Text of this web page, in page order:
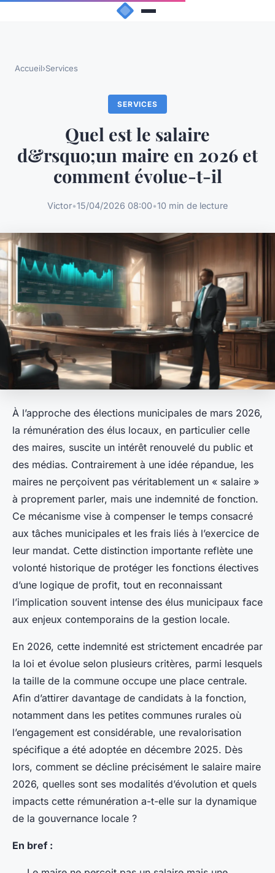
Accueil›Services
SERVICES
Quel est le salaire
d&rsquo;un maire en 2026 et
comment évolue-t-il
Victor•15/04/2026 08:00•10 min de lecture
À l’approche des élections municipales de mars 2026,
la rémunération des élus locaux, en particulier celle
des maires, suscite un intérêt renouvelé du public et
des médias. Contrairement à une idée répandue, les
maires ne perçoivent pas véritablement un « salaire »
à proprement parler, mais une indemnité de fonction.
Ce mécanisme vise à compenser le temps consacré
aux tâches municipales et les frais liés à l’exercice de
leur mandat. Cette distinction importante reflète une
volonté historique de protéger les fonctions électives
d’une logique de profit, tout en reconnaissant
l’implication souvent intense des élus municipaux face
aux enjeux contemporains de la gestion locale.
En 2026, cette indemnité est strictement encadrée par
la loi et évolue selon plusieurs critères, parmi lesquels
la taille de la commune occupe une place centrale.
Afin d’attirer davantage de candidats à la fonction,
notamment dans les petites communes rurales où
l’engagement est considérable, une revalorisation
spécifique a été adoptée en décembre 2025. Dès
lors, comment se décline précisément le salaire maire
2026, quelles sont ses modalités d’évolution et quels
impacts cette rémunération a-t-elle sur la dynamique
de la gouvernance locale ?
En bref :